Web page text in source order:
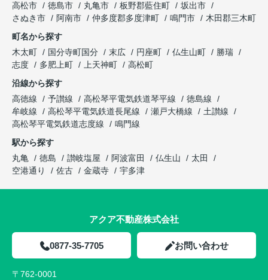
高松市
徳島市 丸亀市 板野郡藍住町
坂出市
さぬき市
阿南市 仲多度郡多度津町 鳴門市
木田郡三木町
町名から探す
木太町
国分寺町国分 末広 円座町 仏生山町
勝瑞
志度
多肥上町 上天神町
高松町
沿線から探す
高徳線
予讃線 高松琴平電気鉄道琴平線
徳島線
牟岐線
高松琴平電気鉄道長尾線 瀬戸大橋線
土讃線
高松琴平電気鉄道志度線
鳴門線
駅から探す
丸亀
徳島 讃岐塩屋 阿波富田 仏生山
太田
空港通り
佐古 金蔵寺 宇多津
アクア不動産株式会社
0877-35-7705 お問い合わせ
〒762-0001